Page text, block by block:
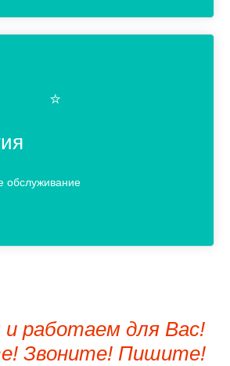
⭐️
обслуживание
работаем для Вас!
Звоните! Пишите!